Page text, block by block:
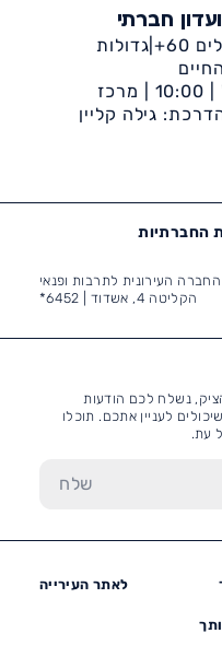
חברתי
גילים 60+|גדולות
10:00 |
מרכז
דיונה
גילה קליין
החברתיות
החברה העירונית לתרבות ופנאי
הקליטה 4, אשדוד |
6452*
נשלח לכם הודעות
לעניין אתכם. תוכלו
עת.
לאתר העירייה